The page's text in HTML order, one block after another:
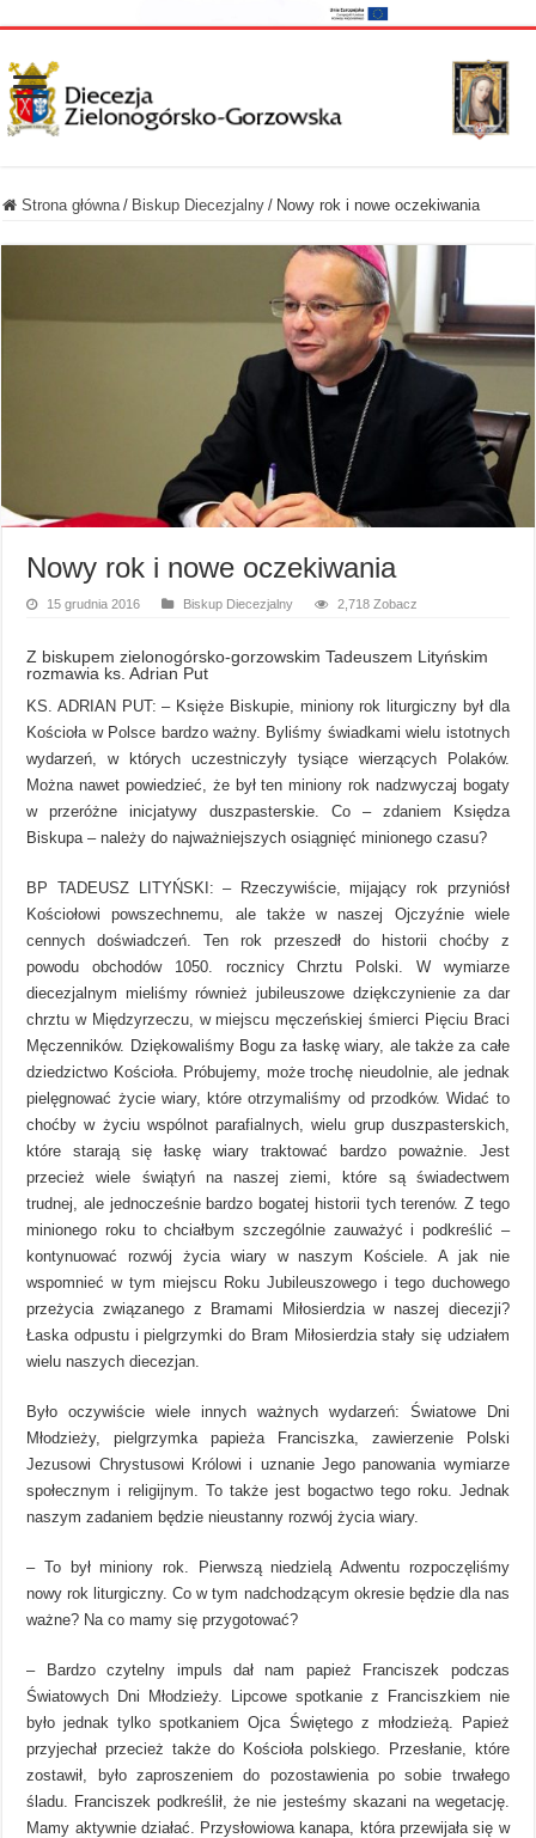
Strona główna / Biskup Diecezjalny / Nowy rok i nowe oczekiwania
Nowy rok i nowe oczekiwania
15 grudnia 2016 Biskup Diecezjalny 2,718 Zobacz
Z biskupem zielonogórsko-gorzowskim Tadeuszem Lityńskim
rozmawia ks. Adrian Put
KS. ADRIAN PUT: – Księże Biskupie, miniony rok liturgiczny był dla
Kościoła w Polsce bardzo ważny. Byliśmy świadkami wielu istotnych
wydarzeń, w których uczestniczyły tysiące wierzących Polaków.
Można nawet powiedzieć, że był ten miniony rok nadzwyczaj bogaty
w przeróżne inicjatywy duszpasterskie. Co – zdaniem Księdza
Biskupa – należy do najważniejszych osiągnięć minionego czasu?
BP TADEUSZ LITYŃSKI: – Rzeczywiście, mijający rok przyniósł
Kościołowi powszechnemu, ale także w naszej Ojczyźnie wiele
cennych doświadczeń. Ten rok przeszedł do historii choćby z
powodu obchodów 1050. rocznicy Chrztu Polski. W wymiarze
diecezjalnym mieliśmy również jubileuszowe dziękczynienie za dar
chrztu w Międzyrzeczu, w miejscu męczeńskiej śmierci Pięciu Braci
Męczenników. Dziękowaliśmy Bogu za łaskę wiary, ale także za całe
dziedzictwo Kościoła. Próbujemy, może trochę nieudolnie, ale jednak
pielęgnować życie wiary, które otrzymaliśmy od przodków. Widać to
choćby w życiu wspólnot parafialnych, wielu grup duszpasterskich,
które starają się łaskę wiary traktować bardzo poważnie. Jest
przecież wiele świątyń na naszej ziemi, które są świadectwem
trudnej, ale jednocześnie bardzo bogatej historii tych terenów. Z tego
minionego roku to chciałbym szczególnie zauważyć i podkreślić –
kontynuować rozwój życia wiary w naszym Kościele. A jak nie
wspomnieć w tym miejscu Roku Jubileuszowego i tego duchowego
przeżycia związanego z Bramami Miłosierdzia w naszej diecezji?
Łaska odpustu i pielgrzymki do Bram Miłosierdzia stały się udziałem
wielu naszych diecezjan.
Było oczywiście wiele innych ważnych wydarzeń: Światowe Dni
Młodzieży, pielgrzymka papieża Franciszka, zawierzenie Polski
Jezusowi Chrystusowi Królowi i uznanie Jego panowania wymiarze
społecznym i religijnym. To także jest bogactwo tego roku. Jednak
naszym zadaniem będzie nieustanny rozwój życia wiary.
– To był miniony rok. Pierwszą niedzielą Adwentu rozpoczęliśmy
nowy rok liturgiczny. Co w tym nadchodzącym okresie będzie dla nas
ważne? Na co mamy się przygotować?
– Bardzo czytelny impuls dał nam papież Franciszek podczas
Światowych Dni Młodzieży. Lipcowe spotkanie z Franciszkiem nie
było jednak tylko spotkaniem Ojca Świętego z młodzieżą. Papież
przyjechał przecież także do Kościoła polskiego. Przesłanie, które
zostawił, było zaproszeniem do pozostawienia po sobie trwałego
śladu. Franciszek podkreślił, że nie jesteśmy skazani na wegetację.
Mamy aktywnie działać. Przysłowiowa kanapa, która przewijała się w